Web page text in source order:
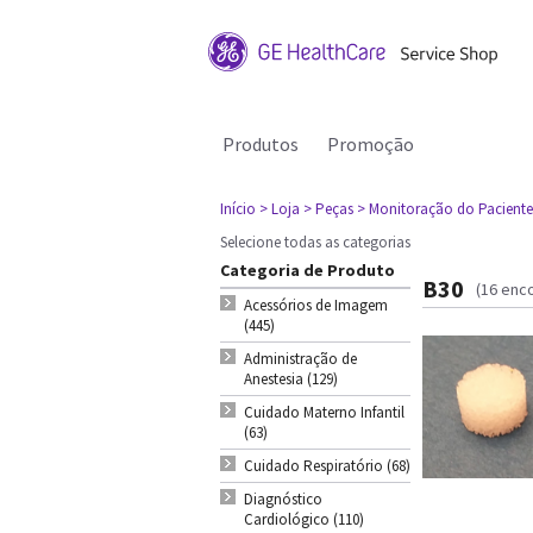
Produtos Promoção
Início > Loja > Peças > Monitoração do Paciente
Selecione todas as categorias
Categoria de Produto
Acessórios de Imagem
(445)
Administração de
Anestesia (129)
Cuidado Materno Infantil
(63)
Cuidado Respiratório (68)
Diagnóstico
Cardiológico (110)
B30 (16